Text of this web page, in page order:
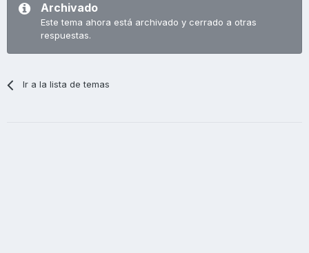
Archivado
Este tema ahora está archivado y cerrado a otras
respuestas.
Ir a la lista de temas